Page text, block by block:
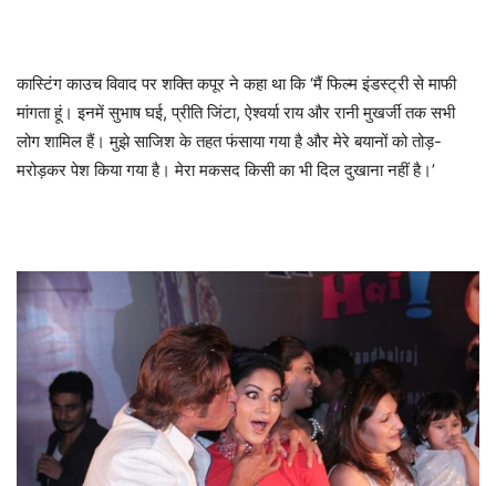
कास्टिंग काउच विवाद पर शक्ति कपूर ने कहा था कि ‘मैं फिल्म इंडस्ट्री से माफी
मांगता हूं। इनमें सुभाष घई, प्रीति जिंटा, ऐश्वर्या राय और रानी मुखर्जी तक सभी
लोग शामिल हैं। मुझे साजिश के तहत फंसाया गया है और मेरे बयानों को तोड़-
मरोड़कर पेश किया गया है। मेरा मकसद किसी का भी दिल दुखाना नहीं है।’